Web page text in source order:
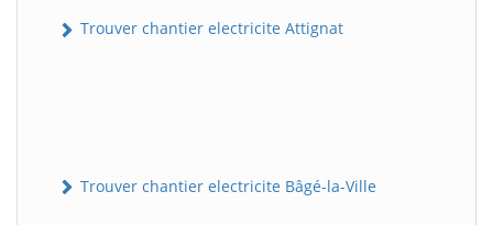
Trouver chantier electricite Attignat
Trouver chantier electricite Bâgé-la-Ville